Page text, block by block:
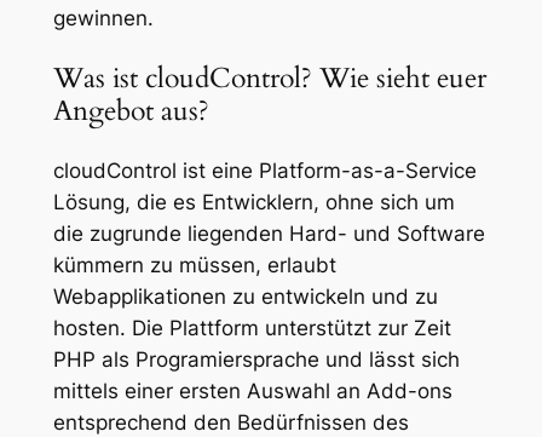
gewinnen.
Was ist cloudControl? Wie sieht euer
Angebot aus?
cloudControl ist eine Platform-as-a-Service
Lösung, die es Entwicklern, ohne sich um
die zugrunde liegenden Hard- und Software
kümmern zu müssen, erlaubt
Webapplikationen zu entwickeln und zu
hosten. Die Plattform unterstützt zur Zeit
PHP als Programiersprache und lässt sich
mittels einer ersten Auswahl an Add-ons
entsprechend den Bedürfnissen des